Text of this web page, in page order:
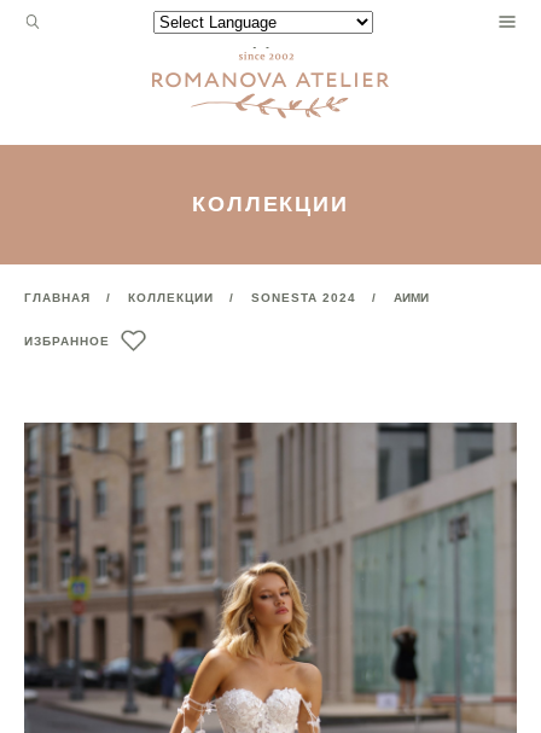
Запрос
Powered by
КОЛЛЕКЦИИ
ГЛАВНАЯ КОЛЛЕКЦИИ SONESTA 2024 АИМИ
ИЗБРАННОЕ